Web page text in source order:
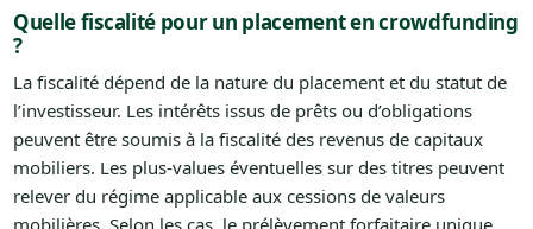
Quelle fiscalité pour un placement en crowdfunding
?
La fiscalité dépend de la nature du placement et du statut de
l’investisseur. Les intérêts issus de prêts ou d’obligations
peuvent être soumis à la fiscalité des revenus de capitaux
mobiliers. Les plus-values éventuelles sur des titres peuvent
relever du régime applicable aux cessions de valeurs